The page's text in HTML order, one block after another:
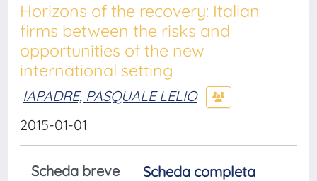
Horizons of the recovery: Italian
firms between the risks and
opportunities of the new
international setting
IAPADRE, PASQUALE LELIO
2015-01-01
Scheda breve
Scheda completa